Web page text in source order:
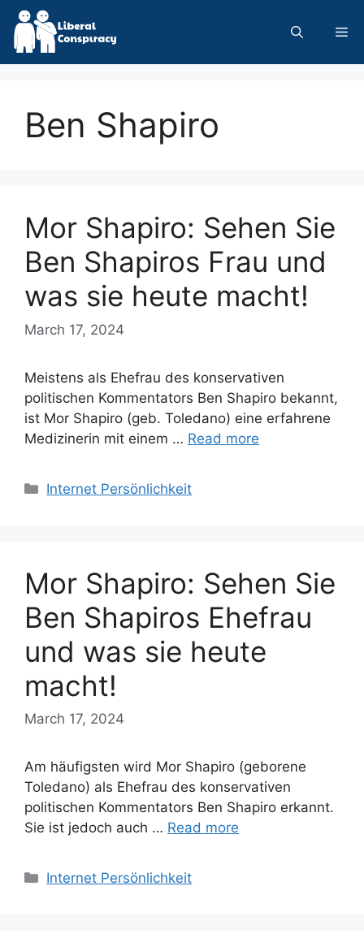
Skip
content
Ben Shapiro
Mor Shapiro: Sehen Sie
Ben Shapiros Frau und
was sie heute macht!
March 17, 2024
Meistens als Ehefrau des konservativen
politischen Kommentators Ben Shapiro bekannt,
ist Mor Shapiro (geb. Toledano) eine erfahrene
Medizinerin mit einem … Read more
Categories
Internet Persönlichkeit
Mor Shapiro: Sehen Sie
Ben Shapiros Ehefrau
und was sie heute
macht!
March 17, 2024
Am häufigsten wird Mor Shapiro (geborene
Toledano) als Ehefrau des konservativen
politischen Kommentators Ben Shapiro erkannt.
Sie ist jedoch auch … Read more
Categories
Internet Persönlichkeit